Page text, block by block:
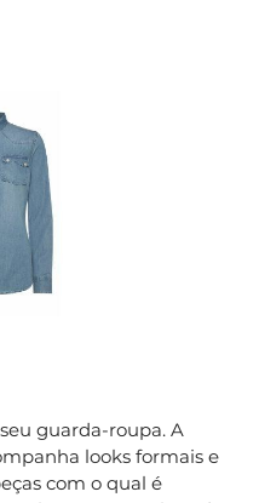
guarda-roupa. A
looks formais e
com o qual é